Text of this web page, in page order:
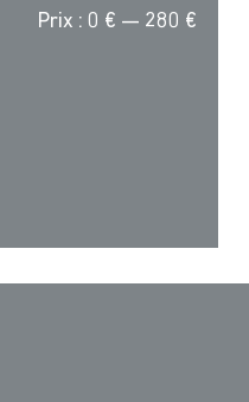
Prix :0 € — 280 €